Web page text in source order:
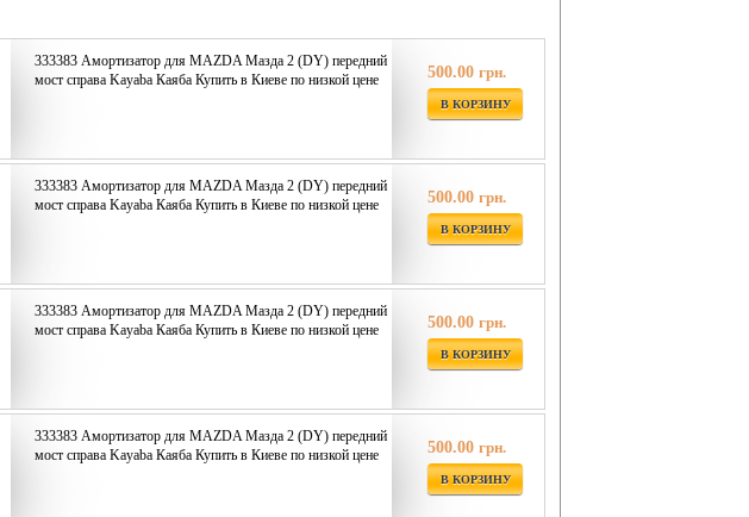
333383 Амортизатор для MAZDA Мазда 2 (DY) передний
мост справа Kayaba Каяба Купить в Киеве по низкой цене
500.00 грн.
В КОРЗИНУ
333383 Амортизатор для MAZDA Мазда 2 (DY) передний
мост справа Kayaba Каяба Купить в Киеве по низкой цене
500.00 грн.
В КОРЗИНУ
333383 Амортизатор для MAZDA Мазда 2 (DY) передний
мост справа Kayaba Каяба Купить в Киеве по низкой цене
500.00 грн.
В КОРЗИНУ
333383 Амортизатор для MAZDA Мазда 2 (DY) передний
мост справа Kayaba Каяба Купить в Киеве по низкой цене
500.00 грн.
В КОРЗИНУ